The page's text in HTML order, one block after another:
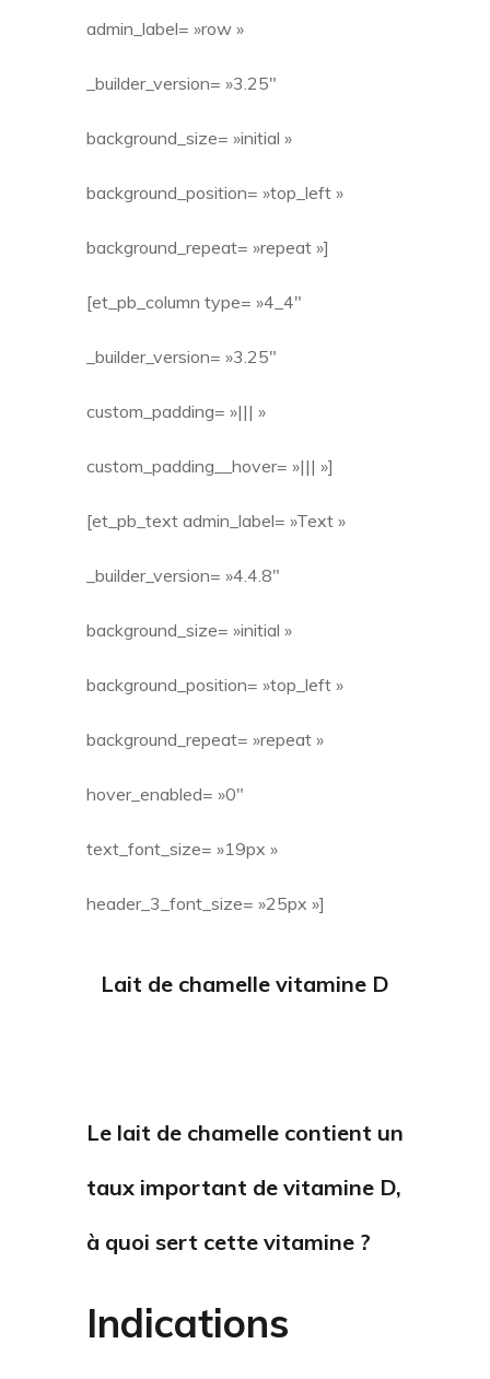
admin_label= »row »
_builder_version= »3.25″
background_size= »initial »
background_position= »top_left »
background_repeat= »repeat »]
[et_pb_column type= »4_4″
_builder_version= »3.25″
custom_padding= »||| »
custom_padding__hover= »||| »]
[et_pb_text admin_label= »Text »
_builder_version= »4.4.8″
background_size= »initial »
background_position= »top_left »
background_repeat= »repeat »
hover_enabled= »0″
text_font_size= »19px »
header_3_font_size= »25px »]
Lait de chamelle vitamine D
Le lait de chamelle contient un
taux important de vitamine D,
à quoi sert cette vitamine ?
Indications